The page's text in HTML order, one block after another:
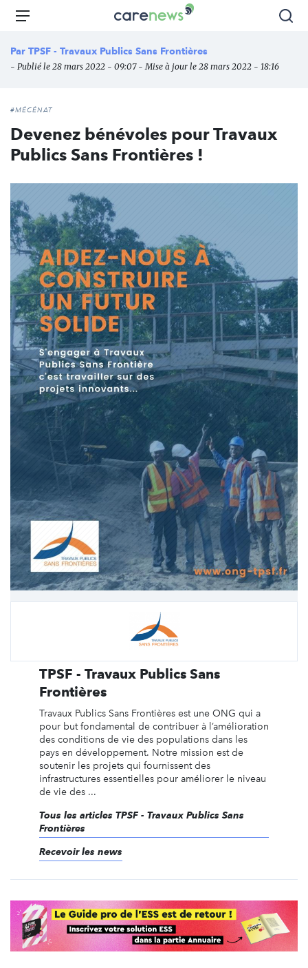
Aller
principal
Carenews,
média
des
Menu
Par TPSF - Travaux Publics Sans Frontières
- Publié le 28 mars 2022 - 09:07 - Mise à jour le 28 mars 2022 - 18:16
#MÉCÉNAT
Devenez bénévoles pour Travaux
Publics Sans Frontières !
TPSF - Travaux Publics Sans
Frontières
Travaux Publics Sans Frontières est une ONG qui a
pour but fondamental de contribuer à l’amélioration
des conditions de vie des populations dans les
pays en développement. Notre mission est de
soutenir les projets qui fournissent des
infrastructures essentielles pour améliorer le niveau
de vie des ...
Tous les articles TPSF - Travaux Publics Sans
Frontières
Recevoir les news